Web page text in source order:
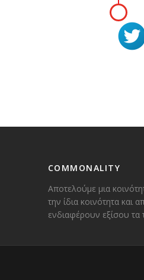
COMMONALITY
Αποτελούμε μια
την ίδια κοινότητα
ενδιαφέρουν εξίσου τα